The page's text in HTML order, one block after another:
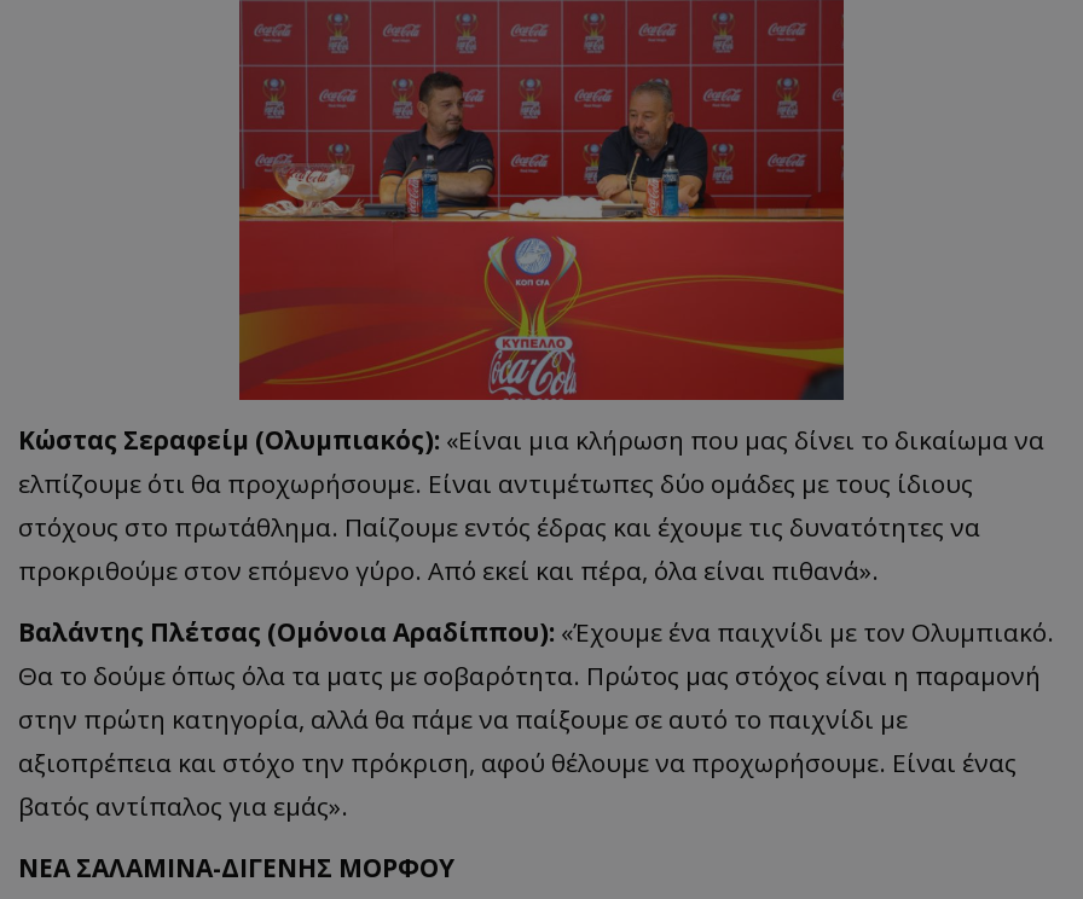
Κώστας Σεραφείμ (Ολυμπιακός): «Είναι μια κλήρωση που μας δίνει το δικαίωμα να
ελπίζουμε ότι θα προχωρήσουμε. Είναι αντιμέτωπες δύο ομάδες με τους ίδιους
στόχους στο πρωτάθλημα. Παίζουμε εντός έδρας και έχουμε τις δυνατότητες να
προκριθούμε στον επόμενο γύρο. Από εκεί και πέρα, όλα είναι πιθανά».
Βαλάντης Πλέτσας (Ομόνοια Αραδίππου): «Έχουμε ένα παιχνίδι με τον Ολυμπιακό.
Θα το δούμε όπως όλα τα ματς με σοβαρότητα. Πρώτος μας στόχος είναι η παραμονή
στην πρώτη κατηγορία, αλλά θα πάμε να παίξουμε σε αυτό το παιχνίδι με
αξιοπρέπεια και στόχο την πρόκριση, αφού θέλουμε να προχωρήσουμε. Είναι ένας
βατός αντίπαλος για εμάς».
ΝΕΑ ΣΑΛΑΜΙΝΑ-ΔΙΓΕΝΗΣ ΜΟΡΦΟΥ